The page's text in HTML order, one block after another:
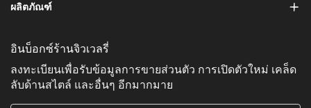
ผลิตภัณฑ์
อินบ็อกซ์ร้านจิวเวลรี่
ลงทะเบียนเพื่อรับข้อมูลการขายส่วนตัว การเปิดตัวใหม่ เคล็ด
ลับด้านสไตล์ และอื่นๆ อีกมากมาย